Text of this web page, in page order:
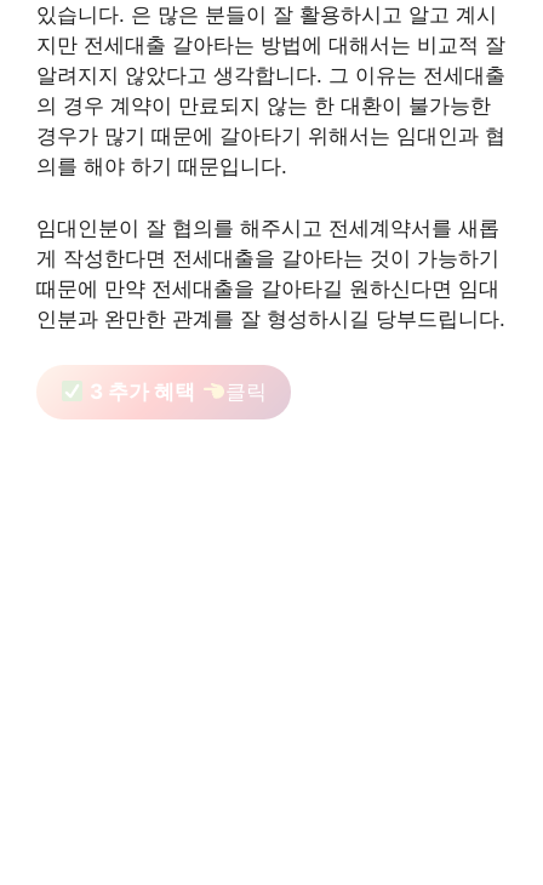
있습니다. 은 많은 분들이 잘 활용하시고 알고 계시
지만 전세대출 갈아타는 방법에 대해서는 비교적 잘
알려지지 않았다고 생각합니다. 그 이유는 전세대출
의 경우 계약이 만료되지 않는 한 대환이 불가능한
경우가 많기 때문에 갈아타기 위해서는 임대인과 협
의를 해야 하기 때문입니다.
임대인분이 잘 협의를 해주시고 전세계약서를 새롭
게 작성한다면 전세대출을 갈아타는 것이 가능하기
때문에 만약 전세대출을 갈아타길 원하신다면 임대
인분과 완만한 관계를 잘 형성하시길 당부드립니다.
3 추가 혜택 클릭